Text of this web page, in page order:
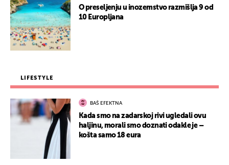
O preseljenju u inozemstvo razmišlja 9 od
10 Europljana
LIFESTYLE
BAŠ EFEKTNA
Kada smo na zadarskoj rivi ugledali ovu
haljinu, morali smo doznati odakle je –
košta samo 18 eura